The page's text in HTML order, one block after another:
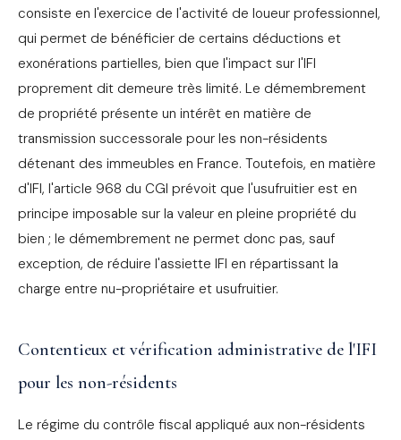
consiste en l'exercice de l'activité de loueur professionnel,
qui permet de bénéficier de certains déductions et
exonérations partielles, bien que l'impact sur l'IFI
proprement dit demeure très limité. Le démembrement
de propriété présente un intérêt en matière de
transmission successorale pour les non-résidents
détenant des immeubles en France. Toutefois, en matière
d'IFI, l'article 968 du CGI prévoit que l'usufruitier est en
principe imposable sur la valeur en pleine propriété du
bien ; le démembrement ne permet donc pas, sauf
exception, de réduire l'assiette IFI en répartissant la
charge entre nu-propriétaire et usufruitier.
Contentieux et vérification administrative de l'IFI
pour les non-résidents
Le régime du contrôle fiscal appliqué aux non-résidents